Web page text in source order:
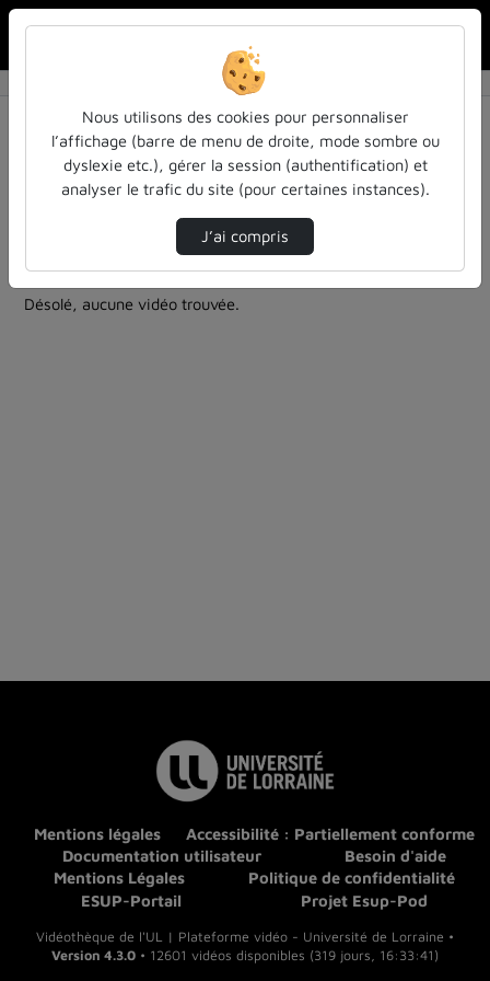
Résultats de la recherche
Filtres actifs (cliquer pour en retirer) :
evenement
pleiades evenements
informatique
6 vidéos trouvées
Désolé, aucune vidéo trouvée.
Mentions légales
Accessibilité : Partiellement conforme
Documentation utilisateur
Besoin d'aide
Mentions Légales
Politique de confidentialité
ESUP-Portail
Projet Esup-Pod
Vidéothèque de l'UL | Plateforme vidéo - Université de Lorraine •
Version 4.3.0 • 12601 vidéos disponibles (319 jours, 16:33:41)
Nous utilisons des cookies pour personnaliser
l’affichage (barre de menu de droite, mode sombre ou
dyslexie etc.), gérer la session (authentification) et
analyser le trafic du site (pour certaines instances).
J’ai compris